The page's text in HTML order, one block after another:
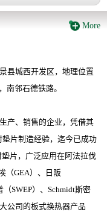
More
县城西开发区，地理位置
南邻石德铁路。
生产、销售的企业，凭借其
片制造经验，迄今已成功
片，广泛应用在阿法拉伐
（GEA）、日阪
（SWEP）、Schmidt斯密
公司的板式换热器产品